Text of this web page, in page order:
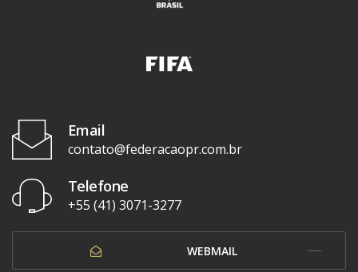
Email
contato@federacaopr.com.br
Telefone
+55 (41) 3071-3277
WEBMAIL